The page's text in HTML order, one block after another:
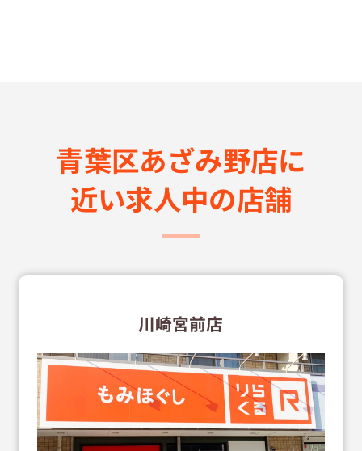
青葉区あざみ野店に
近い求⼈中の店舗
川崎宮前店